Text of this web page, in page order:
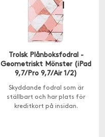
Trolsk Plånboksfodral -
Geometriskt Mönster (iPad
9,7/Pro 9,7/Air 1/2)
Skyddande fodral som är
ställbart och har plats för
kreditkort på insidan.